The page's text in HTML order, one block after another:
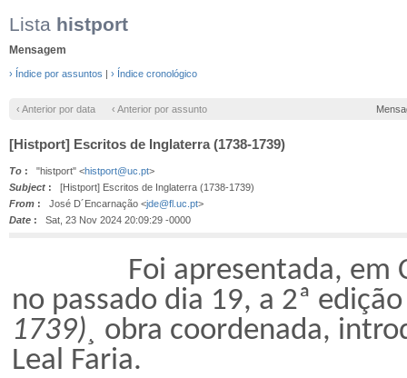
Lista histport
Mensagem
› Índice por assuntos | › Índice cronológico
‹ Anterior por data ‹ Anterior por assunto
[Histport] Escritos de Inglaterra (1738-1739)
To : "histport" <histport@uc.pt>
Subject : [Histport] Escritos de Inglaterra (1738-1739)
From : José D´Encarnação <jde@fl.uc.pt>
Date : Sat, 23 Nov 2024 20:09:29 -0000
Foi apresentada, em
no passado dia 19, a 2ª
1739)¸ obra coordenada,
Leal Faria.